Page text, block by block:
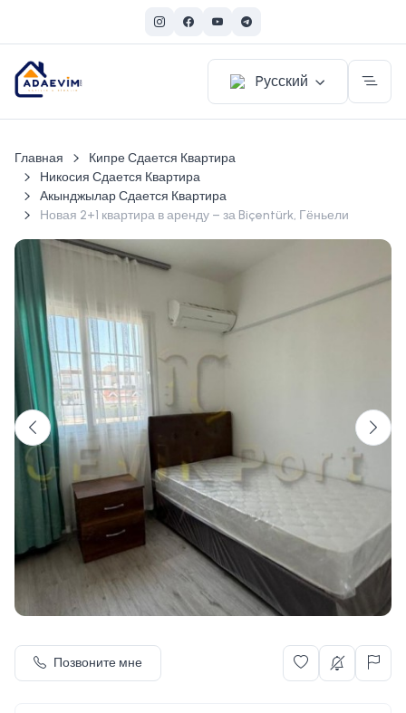
Pусский
Главная
Кипре Сдается Квартира
Никосия Сдается Квартира
Акынджылар Сдается Квартира
Новая 2+1 квартира в аренду – за Biçentürk, Гёньели
Позвоните мне